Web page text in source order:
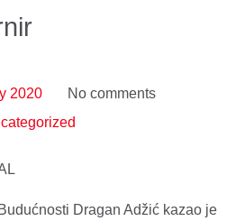
2020
No comments
Dragan Adžić kazao je